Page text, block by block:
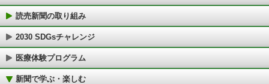
読売新聞の取り組み
2030 SDGsチャレンジ
医療体験プログラム
新聞で学ぶ・楽しむ